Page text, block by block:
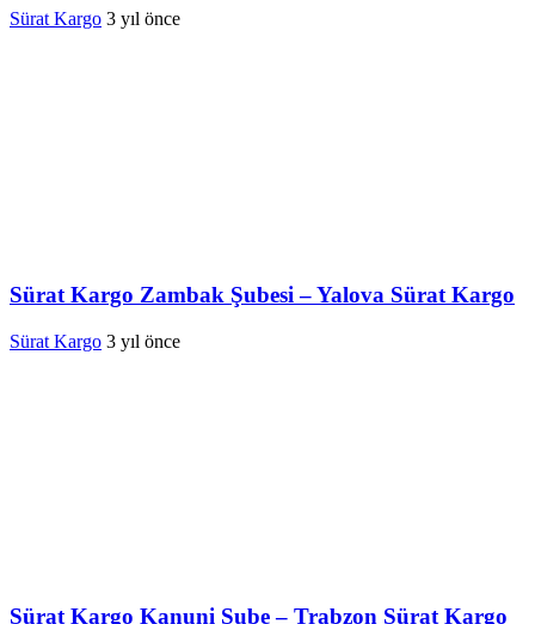
Sürat Kargo 3 yıl önce
Sürat Kargo Zambak Şubesi – Yalova Sürat Kargo
Sürat Kargo 3 yıl önce
Sürat Kargo Kanuni Şube – Trabzon Sürat Kargo